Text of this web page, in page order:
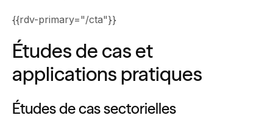
{{rdv-primary="/cta"}}
Études de cas et
applications pratiques
Études de cas sectorielles